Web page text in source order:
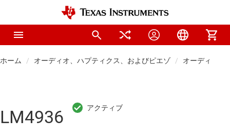
ホーム オーディオ、ハプティクス、およびピエゾ オーディオ ア
LM4936